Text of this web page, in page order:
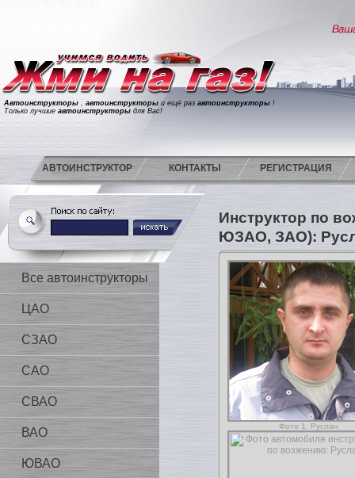
Автоинструкторы , автоинструкторы и ещё раз автоинструкторы !
Только лучшие автоинструкторы для Вас!
АВТОИНСТРУКТОР КОНТАКТЫ РЕГИСТРАЦИЯ
Все автоинструкторы
ЦАО
СЗАО
САО
СВАО
ВАО
ЮВАО
Инструктор по
ЮЗАО, ЗАО):
Фото 1. Руслан